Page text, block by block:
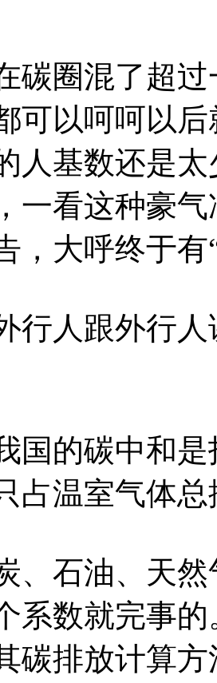
碳圈混了超
可以呵呵以
人基数还是
一看这种豪
，大呼终于
行人跟外行
国的碳中和
占温室气体
、石油、天
系数就完事
碳排放计算